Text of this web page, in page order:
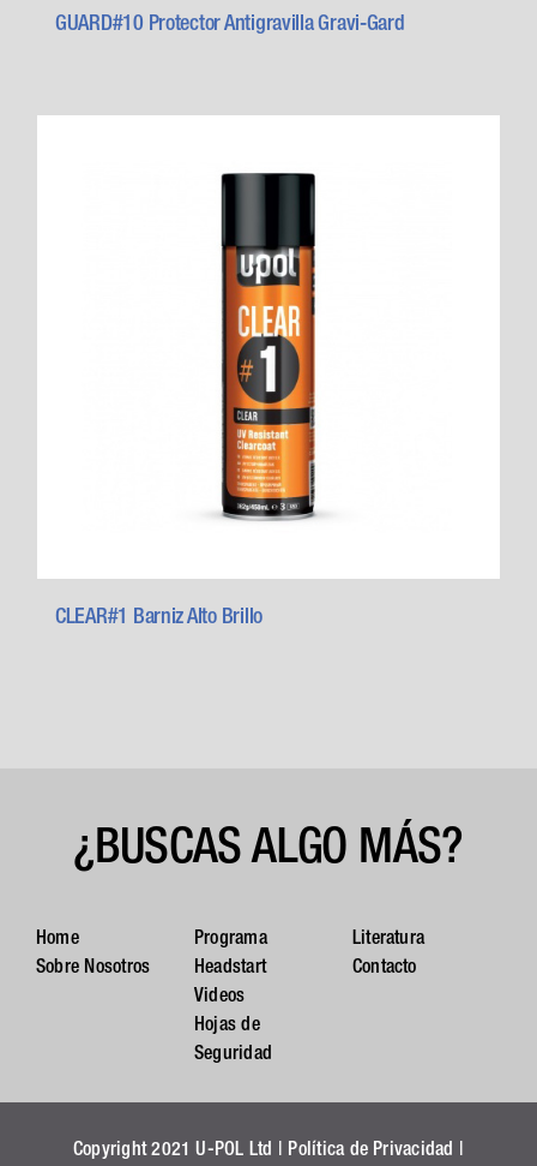
GUARD#10 Protector Antigravilla Gravi-Gard
CLEAR#1 Barniz Alto Brillo
¿BUSCAS ALGO MÁS?
Home
Sobre Nosotros
Programa
Headstart
Videos
Hojas de
Seguridad
Literatura
Contacto
Copyright 2021 U-POL Ltd | Política de Privacidad